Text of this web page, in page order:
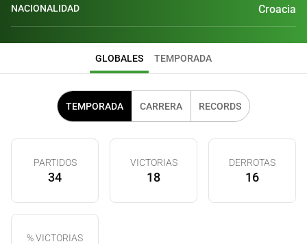
NACIONALIDAD Croacia
GLOBALES TEMPORADA
TEMPORADA CARRERA RECORDS
PARTIDOS
34
VICTORIAS
18
DERROTAS
16
% VICTORIAS